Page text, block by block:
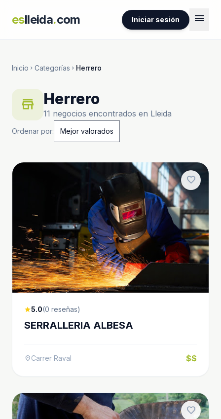
eslleida.com Iniciar sesión menu
Inicio chevron_right Categorías chevron_right Herrero
store Herrero
11 negocios encontrados en Lleida
Ordenar por:
favorite
star5.0(0 reseñas)
SERRALLERIA ALBESA
location_onCarrer Raval $$
favorite